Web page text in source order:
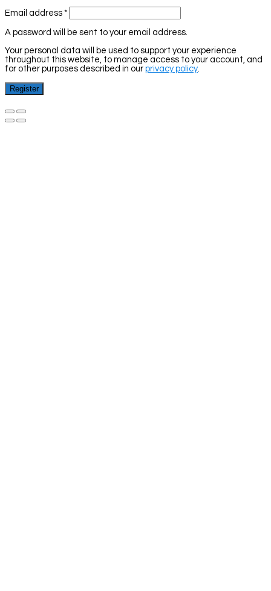
Email address *
A password will be sent to your email address.
Your personal data will be used to support your experience
throughout this website, to manage access to your account, and
for other purposes described in our privacy policy.
Register